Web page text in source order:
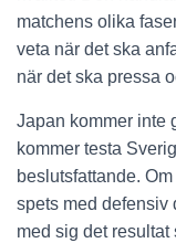
matchens olika
veta när det ska
när det ska pressa
Japan kommer inte
kommer testa
beslutsfattande.
spets med defensiv
med sig det resultat